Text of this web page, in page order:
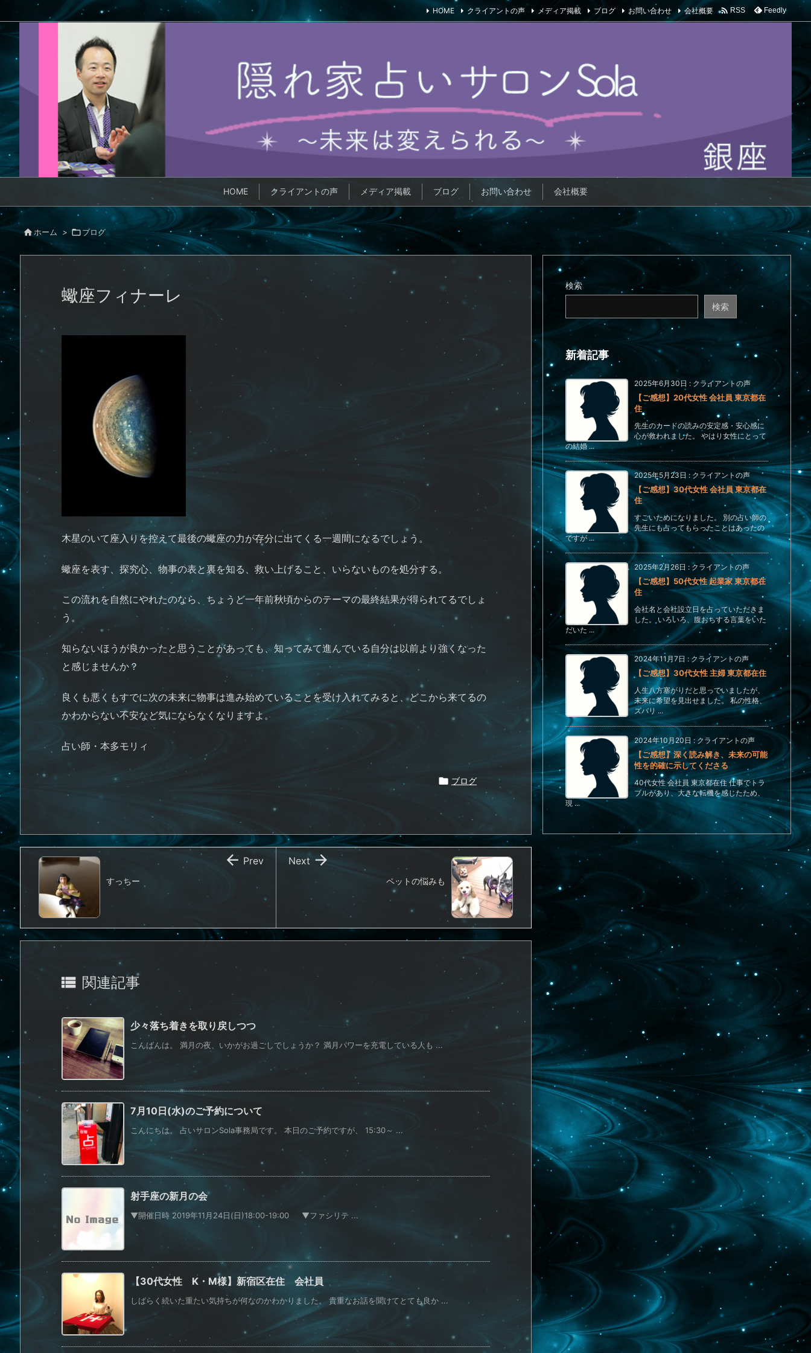
HOME クライアントの声 メディア掲載 ブログ お問い合わせ 会社概要
HOME クライアントの声 メディア掲載 ブログ お問い合わせ 会社概要  RSS Feedly
ホーム > ブログ
蠍座フィナーレ
木星のいて座入りを控えて最後の蠍座の力が存分に出てくる一週間になるでしょう。
蠍座を表す、探究心、物事の表と裏を知る、救い上げること、いらないものを処分する。
この流れを自然にやれたのなら、ちょうど一年前秋頃からのテーマの最終結果が得られてるでしょ
う。
知らないほうが良かったと思うことがあっても、知ってみて進んでいる自分は以前より強くなった
と感じませんか？
良くも悪くもすでに次の未来に物事は進み始めていることを受け入れてみると、どこから来てるの
かわからない不安など気にならなくなりますよ。
占い師・本多モリィ
 ブログ
ペットの悩みも

Next
すっちー
 Prev
 関連記事
少々落ち着きを取り戻しつつ
こんばんは。 満月の夜、いかがお過ごしでしょうか？ 満月パワーを充電している人も ...
7月10日(水)のご予約について
こんにちは。 占いサロンSola事務局です。 本日のご予約ですが、 15:30～ ...
射手座の新月の会
▼開催日時 2019年11月24日(日)18:00-19:00 ▼ファシリテ ...
【30代女性 K・M様】新宿区在住 会社員
しばらく続いた重たい気持ちが何なのかわかりました。 貴重なお話を聞けてとても良か ...
検索
検索
新着記事
2025年6月30日 : クライアントの声
【ご感想】20代女性 会社員 東京都在
住
先生のカードの読みの安定感・安心感に
心が救われました。 やはり女性にとって
の結婚 ...
2025年5月23日 : クライアントの声
【ご感想】30代女性 会社員 東京都在
住
すごいためになりました。 別の占い師の
先生にも占ってもらったことはあったの
ですが ...
2025年2月26日 : クライアントの声
【ご感想】50代女性 起業家 東京都在
住
会社名と会社設立日を占っていただきま
した。 いろいろ、腹おちする言葉をいた
だいた ...
2024年11月7日 : クライアントの声
【ご感想】30代女性 主婦 東京都在住
人生八方塞がりだと思っていましたが、
未来に希望を見出せました。 私の性格、
ズバリ ...
2024年10月20日 : クライアントの声
【ご感想】深く読み解き、未来の可能
性を的確に示してくださる
40代女性 会社員 東京都在住 仕事でトラ
ブルがあり、大きな転機を感じたため、
現 ...